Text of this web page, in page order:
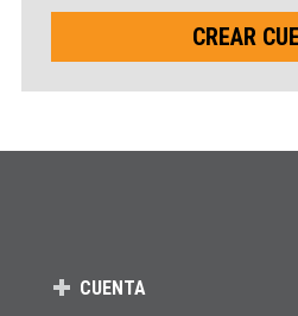
CREAR
CUENTA